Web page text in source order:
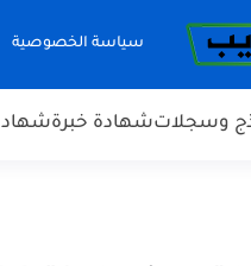
سياسة الخصوصية
وسجلاتشهادة خبرة